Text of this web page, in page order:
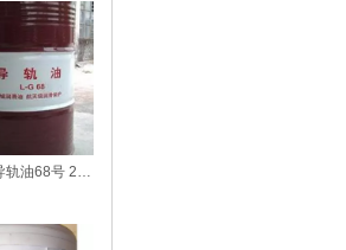
长城L-G导轨油68号 200L